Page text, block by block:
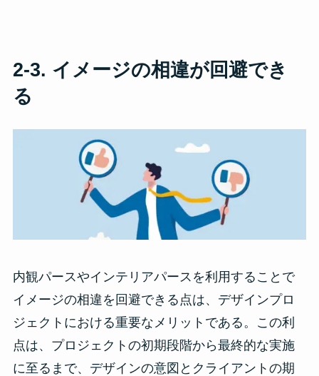
2-3. イメージの相違が回避でき
る
内観パースやインテリアパースを利用することで
イメージの相違を回避できる点は、デザインプロ
ジェクトにおける重要なメリットである。この利
点は、プロジェクトの初期段階から最終的な実施
に至るまで、デザインの意図とクライアントの期